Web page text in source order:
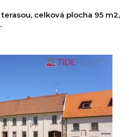
celková plocha 95 m2,